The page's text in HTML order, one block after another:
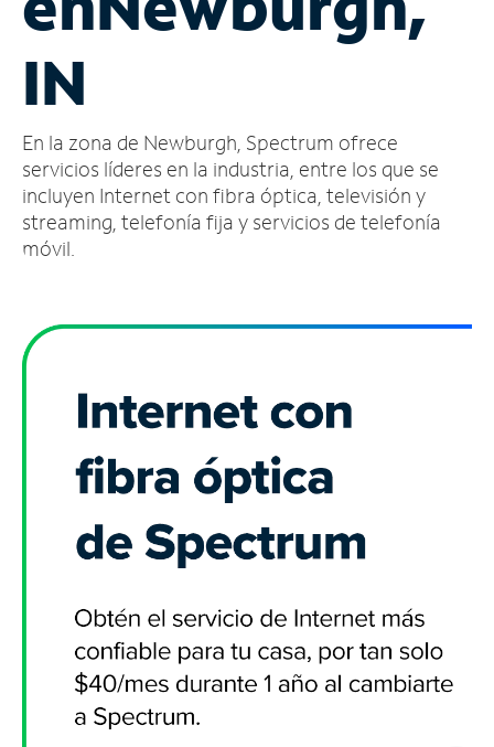
cuenta
Encuentra
tienda
IN
En la zona de Newburgh, Spectrum ofrece
servicios líderes en la industria, entre los que se
incluyen Internet con fibra óptica, televisión y
streaming, telefonía fija y servicios de telefonía
móvil.